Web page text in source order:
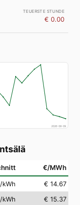
€ 0.00
2026-08-09
€/MWh
/kWh
€ 14.67
/kWh
€ 15.37